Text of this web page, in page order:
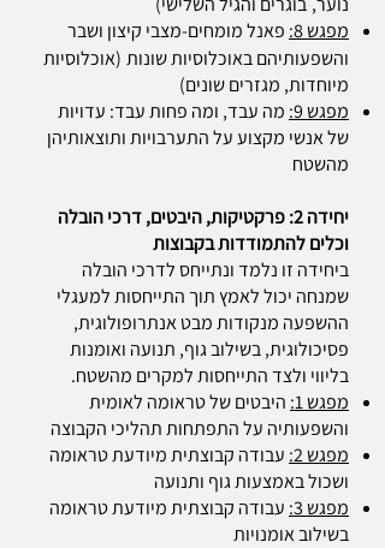
מפגש 8:
פאנל מומחים-מצבי קיצון ושבר
והשפעותיהם באוכלוסיות שונות (אוכלוסיות
מיוחדות, מגזרים שונים)
מפגש 9:
מה עבד, ומה פחות עבד: עדויות
של אנשי מקצוע על התערבויותותוצאותיהן
מהשטח
יחידה 2: פרקטיקות, היבטים, דרכי הובלה
וכלים להתמודדות בקבוצות
ביחידה זו נלמד ונתייחס לדרכי הובלה
שמנחה יכול לאמץ תוך התייחסות למעגלי
ההשפעה מנקודות מבט אנתרופולוגית,
פסיכולוגית, בשילוב גוף, תנועה ואומנות
בליווי ולצד התייחסות למקרים מהשטח.
מפגש 1:
היבטים של טראומה לאומית
והשפעותיה על התפתחות תהליכי הקבוצה
מפגש 2:
עבודה קבוצתית מיודעת טראומה
ושכול באמצעות גוף ותנועה
מפגש 3:
עבודה קבוצתית מיודעת טראומה
בשילוב אומנויות